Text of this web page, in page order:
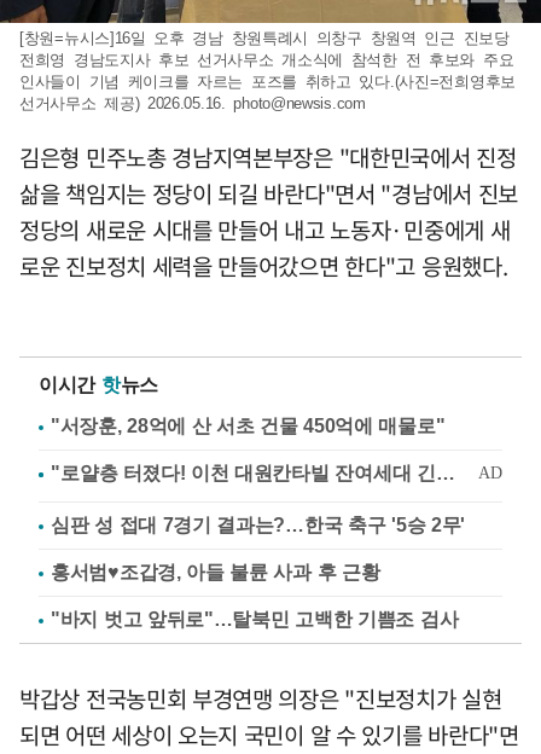
[창원=뉴시스]16일 오후 경남 창원특례시 의창구 창원역 인근 진보당
전희영 경남도지사 후보 선거사무소 개소식에 참석한 전 후보와 주요
인사들이 기념 케이크를 자르는 포즈를 취하고 있다.(사진=전희영후보
선거사무소 제공) 2026.05.16.photo@newsis.com
김은형 민주노총 경남지역본부장은 "대한민국에서 진정
삶을 책임지는 정당이 되길 바란다"면서 "경남에서 진보
정당의 새로운 시대를 만들어 내고 노동자·민중에게 새
로운 진보정치 세력을 만들어갔으면 한다"고 응원했다.
이시간 핫뉴스
"서장훈, 28억에 산 서초 건물 450억에 매물로"
심판 성 접대 7경기 결과는?…한국 축구 '5승 2무'
홍서범♥조갑경, 아들 불륜 사과 후 근황
"바지 벗고 앞뒤로"…탈북민 고백한 기쁨조 검사
박갑상 전국농민회 부경연맹 의장은 "진보정치가 실현
되면 어떤 세상이 오는지 국민이 알 수 있기를 바란다"면